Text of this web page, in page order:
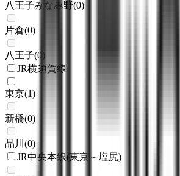
八王子みなみ野(0)
片倉(0)
八王子(0)
JR横須賀線
東京(1)
新橋(0)
品川 (0)
JR中央本線(東京～塩尻)